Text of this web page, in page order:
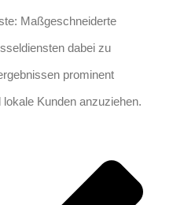
Maßgeschneiderte
dabei zu
prominent
Kunden anzuziehen.